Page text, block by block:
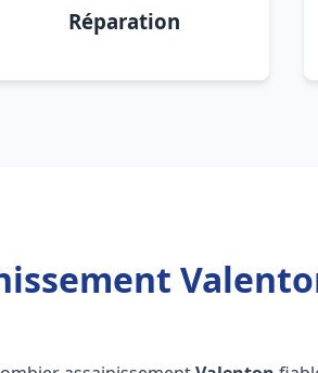
Réparation